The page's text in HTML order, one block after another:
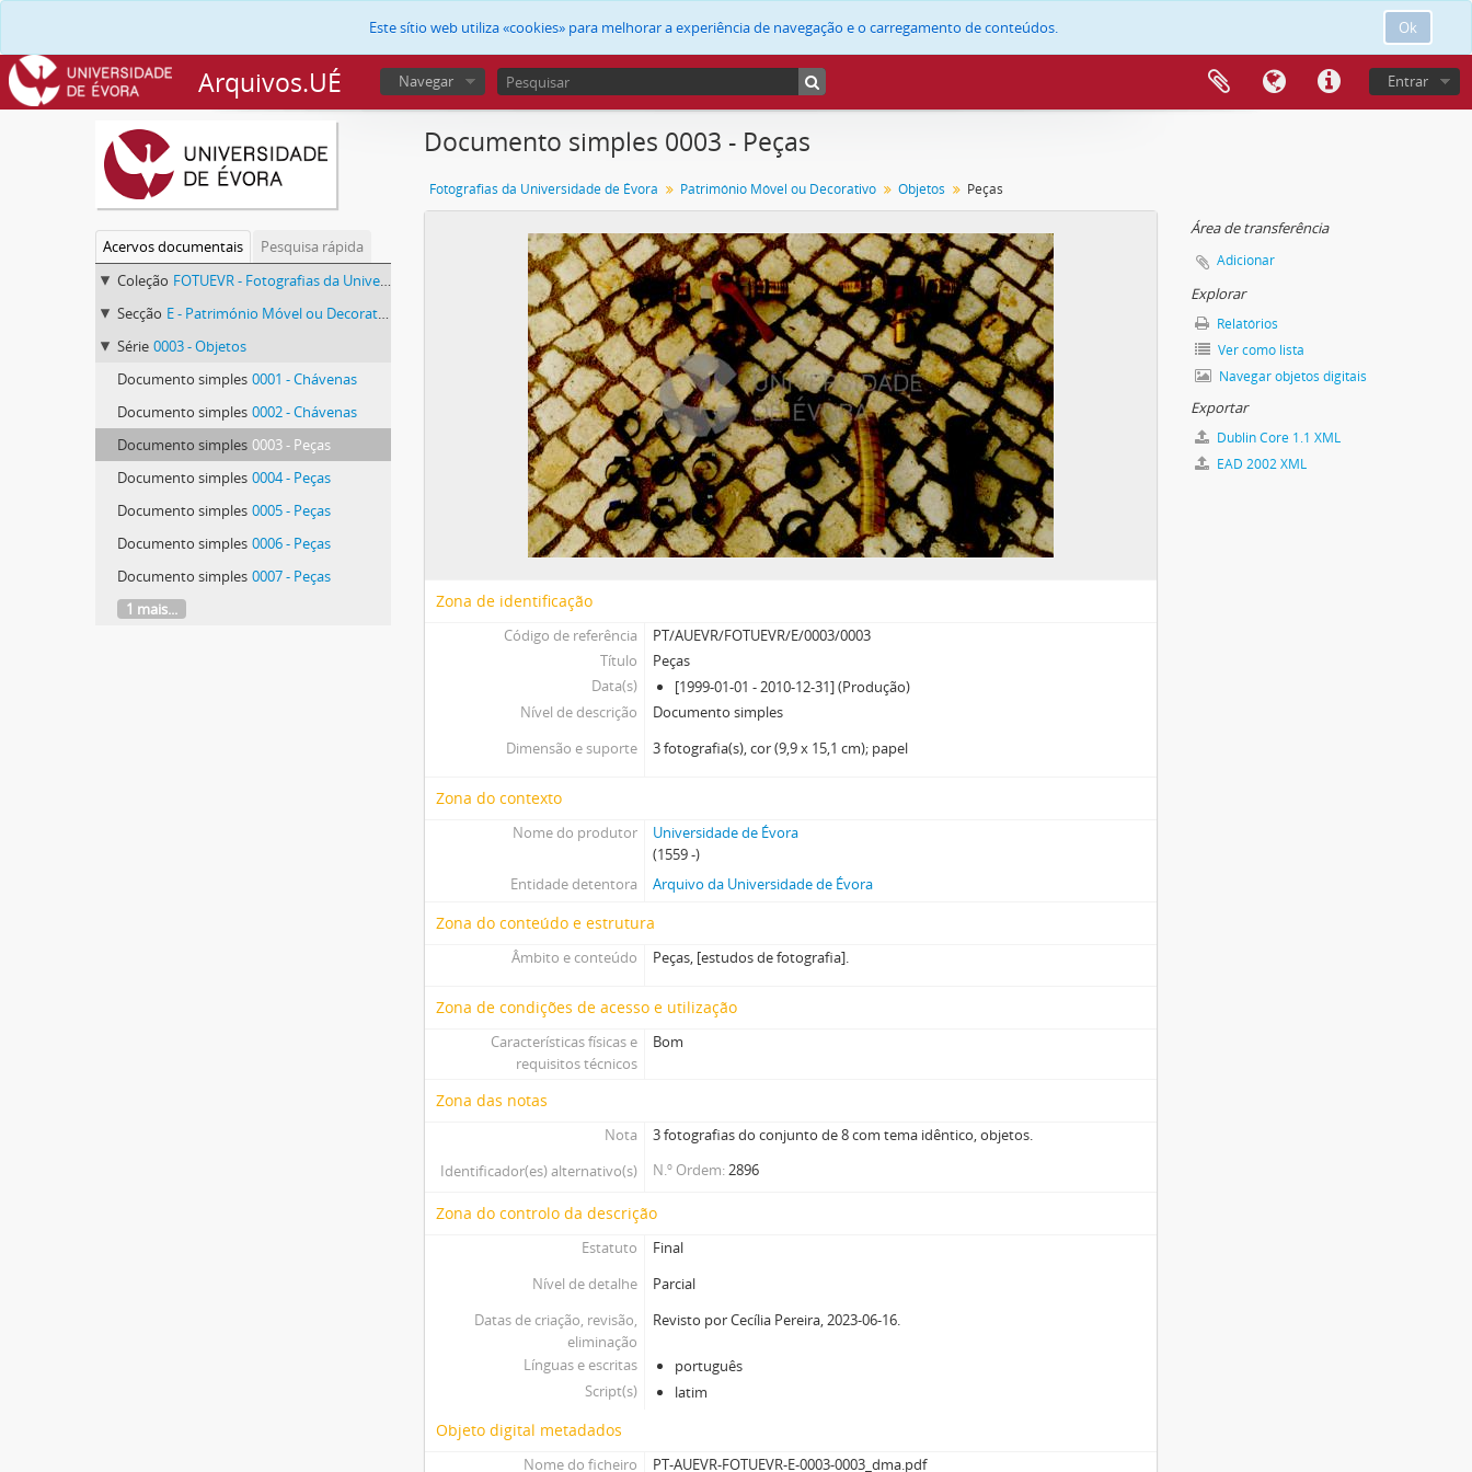
Ok
Este sítio web utiliza «cookies» para melhorar a experiência de navegação e o carregamento de conteúdos.
Arquivos.UÉ Entrar
Navegar
Acervos documentais
Pesquisa rápida
Coleção FOTUEVR - Fotografias da Universidade de Évora
Secção E - Património Móvel ou Decorativo
Série 0003 - Objetos
Documento simples 0001 - Chávenas
Documento simples 0002 - Chávenas
Documento simples 0003 - Peças
Documento simples 0004 - Peças
Documento simples 0005 - Peças
Documento simples 0006 - Peças
Documento simples 0007 - Peças
1 mais...
Documento simples 0003 - Peças
Fotografias da Universidade de Évora Património Móvel ou Decorativo Objetos Peças
Zona de identificação
Código de referência
PT/AUEVR/FOTUEVR/E/0003/0003
Título
Peças
Data(s)
[1999-01-01 - 2010-12-31] (Produção)
Nível de descrição
Documento simples
Dimensão e suporte
3 fotografia(s), cor (9,9 x 15,1 cm); papel
Zona do contexto
Nome do produtor
Universidade de Évora
(1559 -)
Entidade detentora
Arquivo da Universidade de Évora
Zona do conteúdo e estrutura
Âmbito e conteúdo Peças, [estudos de fotografia].
Zona de condições de acesso e utilização
Características físicas e
requisitos técnicos
Bom
Zona das notas
Nota
3 fotografias do conjunto de 8 com tema idêntico, objetos.
Identificador(es) alternativo(s)
N.º Ordem 2896
Zona do controlo da descrição
Estatuto
Final
Nível de detalhe
Parcial
Datas de criação, revisão,
eliminação
Revisto por Cecília Pereira, 2023-06-16.
Línguas e escritas
português
Script(s)
latim
Objeto digital metadados
Nome do ficheiro PT-AUEVR-FOTUEVR-E-0003-0003_dma.pdf
Área de transferência
Adicionar
Explorar
Relatórios
Ver como lista
Navegar objetos digitais
Exportar
Dublin Core 1.1 XML
EAD 2002 XML